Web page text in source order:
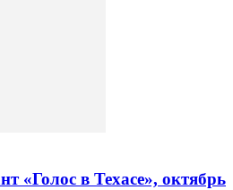
«Голос в Техасе», октябрь